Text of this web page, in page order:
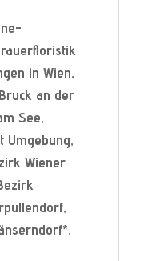
in Wien,
an der
See,
Umgebung,
Wiener
.